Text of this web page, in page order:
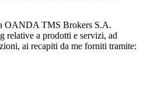
OANDA TMS Brokers S.A.
relative a prodotti e servizi, ad
ai recapiti da me forniti tramite: